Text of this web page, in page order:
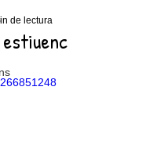
de lectura